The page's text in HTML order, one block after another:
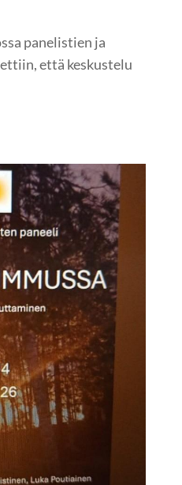
panelistien ja
että keskustelu